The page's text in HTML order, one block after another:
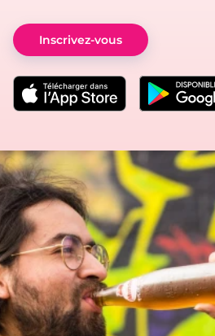
Inscrivez-vous